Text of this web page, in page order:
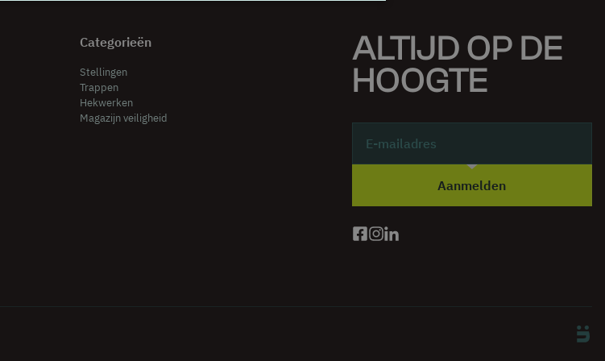
Categorieën
Stellingen
Trappen
Hekwerken
Magazijn veiligheid
ALTIJD OP DE
HOOGTE
Aanmelden